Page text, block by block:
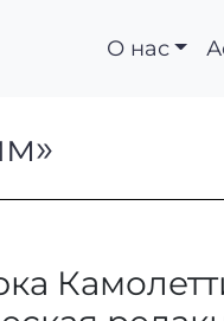
О нас